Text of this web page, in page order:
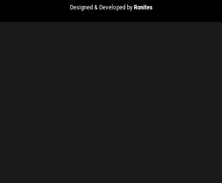
Designed & Developed by Ronites